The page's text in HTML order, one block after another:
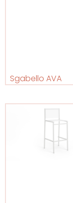
Sgabello AVA